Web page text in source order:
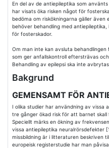
En del av de antiepileptika som
har visats öka risken något för
bedöma om riskökningarna gäller även
behöver behandling med
för fosterskador.
Om man inte kan avsluta
som ger anfallskontroll eftersträvas
Behandling av epilepsi ska inte
Bakgrund
GEMENSAMT FÖR
I olika studier har användning av vissa
tre gånger ökad risk för att barnet skall
Speciellt märks en ökning av
vissa antiepileptika neuralrörsdefekter
missbildning är i litteraturen beskriven
europeisk registerstudie har man